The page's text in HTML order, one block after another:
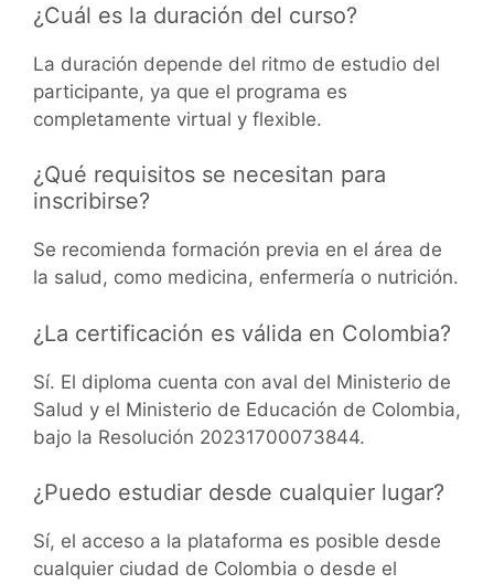
¿Cuál es la duración del curso?
La duración depende del ritmo de estudio del
participante, ya que el programa es
completamente virtual y flexible.
¿Qué requisitos se necesitan para
inscribirse?
Se recomienda formación previa en el área de
la salud, como medicina, enfermería o nutrición.
¿La certificación es válida en Colombia?
Sí. El diploma cuenta con aval del Ministerio de
Salud y el Ministerio de Educación de Colombia,
bajo la Resolución 20231700073844.
¿Puedo estudiar desde cualquier lugar?
Sí, el acceso a la plataforma es posible desde
cualquier ciudad de Colombia o desde el